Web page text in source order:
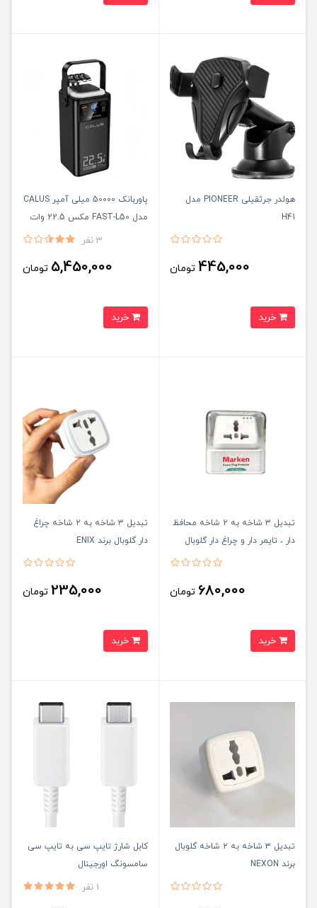
هولدر جرثقیلی PIONEER مدل
H41
445,000 تومان
پاوربانک 50000 میلی آمپر CALUS
مدل FAST-L50 مکس 22.5 وات
3 نفر
5,450,000 تومان
تبدیل ۳ شاخه به ۲ شاخه محافظ
دار ، تایمر دار و چراغ دار گلوبال
680,000 تومان
تبدیل ۳ شاخه به ۲ شاخه چراغ
دار گلوبال برند ENIX
235,000 تومان
تبدیل ۳ شاخه به ۲ شاخه گلوبال
برند NEXON
کابل شارژ تایپ سی به تایپ سی
سامسونگ اورجینال
1 نفر